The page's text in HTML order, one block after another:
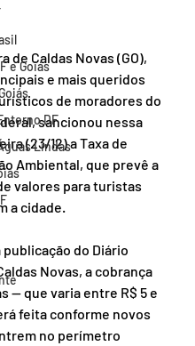
e Goiás
DF
Lindas
de Caldas Novas (GO),
e mais queridos
de moradores do
sancionou nessa
(23/12) a Taxa de
Ambiental, que prevê a
valores para turistas
a cidade.
publicação do Diário
Novas, a cobrança
— que varia entre R$ 5 e
feita conforme novos
no perímetro